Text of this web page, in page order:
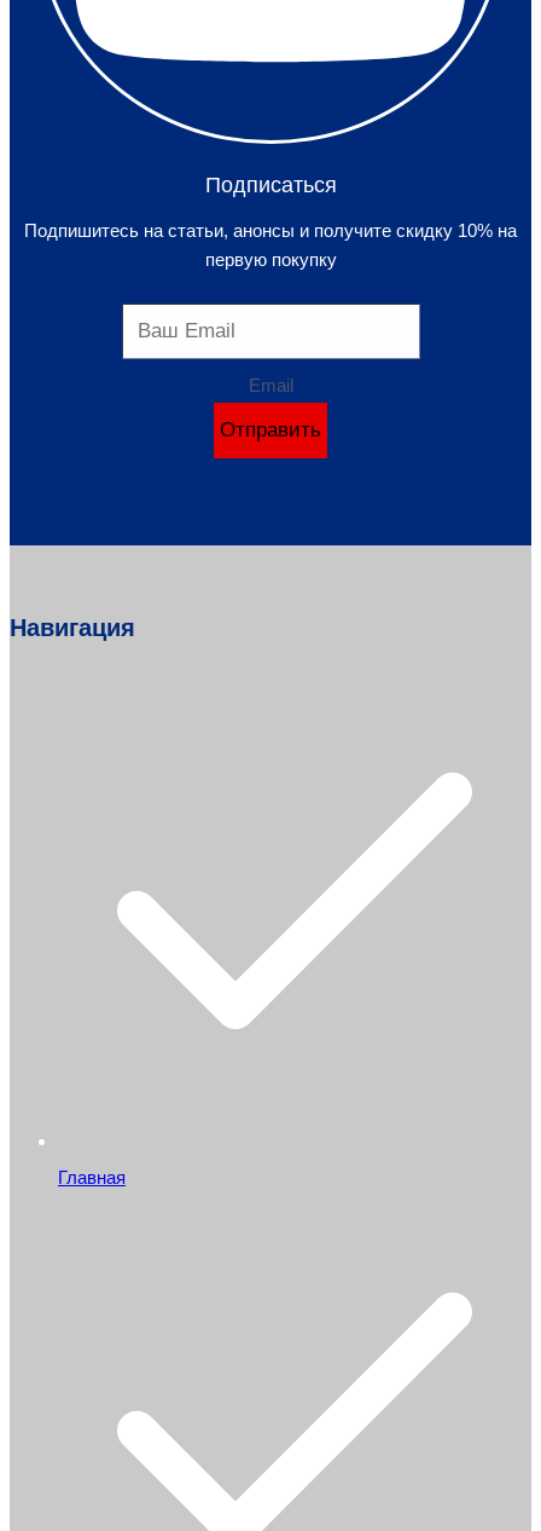
Подписаться
Подпишитесь на статьи, анонсы и получите скидку 10% на
первую покупку
Email
Отправить
Навигация
Главная